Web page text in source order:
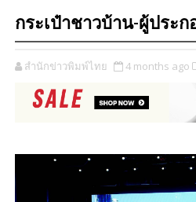
กระเป๋าชาวบ้าน-ผู้ประก
สำนักข่าวพิมพ์ไทย 4 months ago